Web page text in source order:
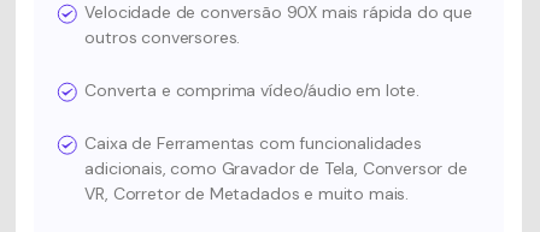
Velocidade de conversão 90X mais rápida do que
outros conversores.
Converta e comprima vídeo/áudio em lote.
Caixa de Ferramentas com funcionalidades
adicionais, como Gravador de Tela, Conversor de
VR, Corretor de Metadados e muito mais.